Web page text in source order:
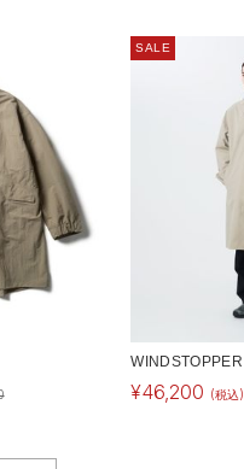
SALE
¥46,200 (税込)